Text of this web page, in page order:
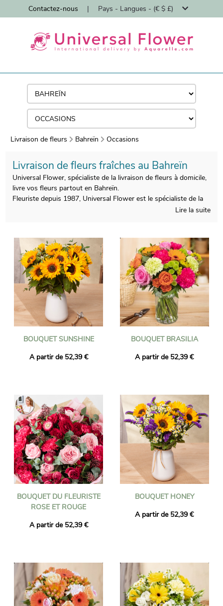
Contactez-nous | Pays - Langues - (€ $ £)
Livraison de fleurs Bahreïn Occasions
Livraison de fleurs fraîches au Bahreïn
Universal Flower, spécialiste de la livraison de fleurs à domicile,
livre vos fleurs partout en Bahreïn.
Fleuriste depuis 1987, Universal Flower est le spécialiste de la
livraison de bouquets de fleurs à domicile par des fleuristes.
de votre choix par le fleuriste proche de votre destinataire.
Commandez avant 16h et votre bouquet sera livré le lendemain
y compris les jours fériés. Quelque soit l'événement à célébrer
(Naissance, anniversaire, mariage, remerciements, ...) faites
confiance à Universal Flower pour une livraison de fleurs
réussie !
Lire la suite
BOUQUET SUNSHINE
A partir de 52,39 €
BOUQUET BRASILIA
A partir de 52,39 €
BOUQUET DU FLEURISTE
ROSE ET ROUGE
A partir de 52,39 €
BOUQUET HONEY
A partir de 52,39 €